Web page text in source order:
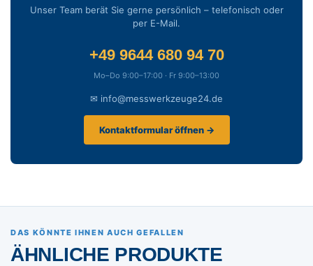
Unser Team berät Sie gerne persönlich – telefonisch oder
per E-Mail.
+49 9644 680 94 70
Mo–Do 9:00–17:00 · Fr 9:00–13:00
✉ info@messwerkzeuge24.de
Kontaktformular öffnen →
DAS KÖNNTE IHNEN AUCH GEFALLEN
ÄHNLICHE PRODUKTE